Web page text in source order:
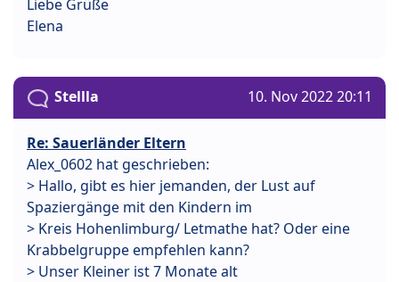
Liebe Grüße
Elena
Stellla 10. Nov 2022 20:11
Re: Sauerländer Eltern
Alex_0602 hat geschrieben:
> Hallo, gibt es hier jemanden, der Lust auf
Spaziergänge mit den Kindern im
> Kreis Hohenlimburg/ Letmathe hat? Oder eine
Krabbelgruppe empfehlen kann?
> Unser Kleiner ist 7 Monate alt